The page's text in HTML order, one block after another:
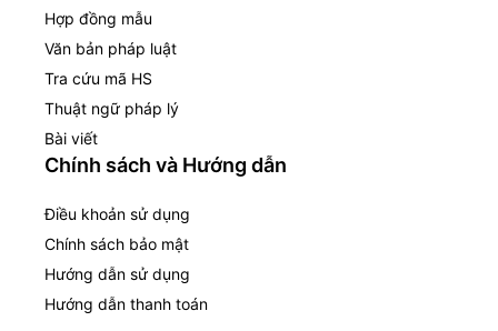
Hợp đồng mẫu
Văn bản pháp luật
Tra cứu mã HS
Thuật ngữ pháp lý
Bài viết
Chính sách và Hướng dẫn
Điều khoản sử dụng
Chính sách bảo mật
Hướng dẫn sử dụng
Hướng dẫn thanh toán